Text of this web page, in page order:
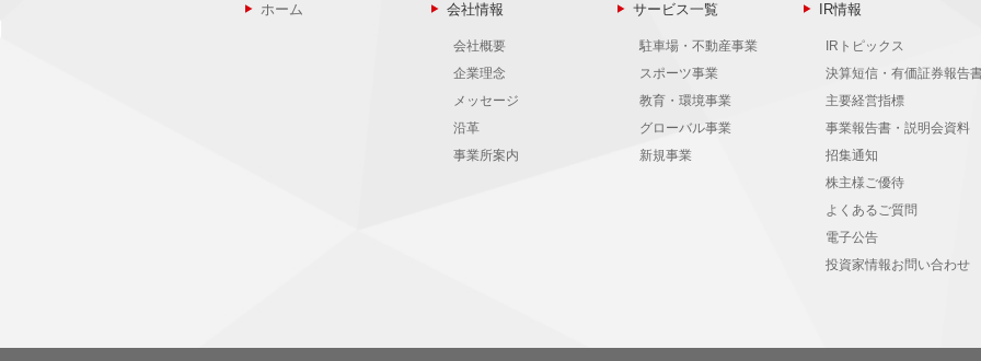
ホーム 会社情報
会社概要
企業理念
メッセージ
沿革
事業所案内
サービス一覧
駐車場・不動産事業
スポーツ事業
教育・環境事業
グローバル事業
新規事業
IR情報
IRトピックス
決算短信・有価証券報告
主要経営指標
事業報告書・説明会資料
招集通知
株主様ご優待
よくあるご質問
電子公告
投資家情報お問い合わせ